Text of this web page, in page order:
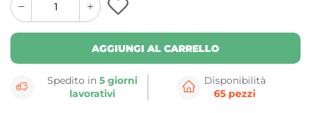
quantity
button
quantity
minus
button
AGGIUNGI AL CARRELLO
Spedito in5 giorni
lavorativi
Disponibilità
65 pezzi